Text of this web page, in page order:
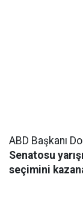
ABD Başkanı
Senatosu
seçimini